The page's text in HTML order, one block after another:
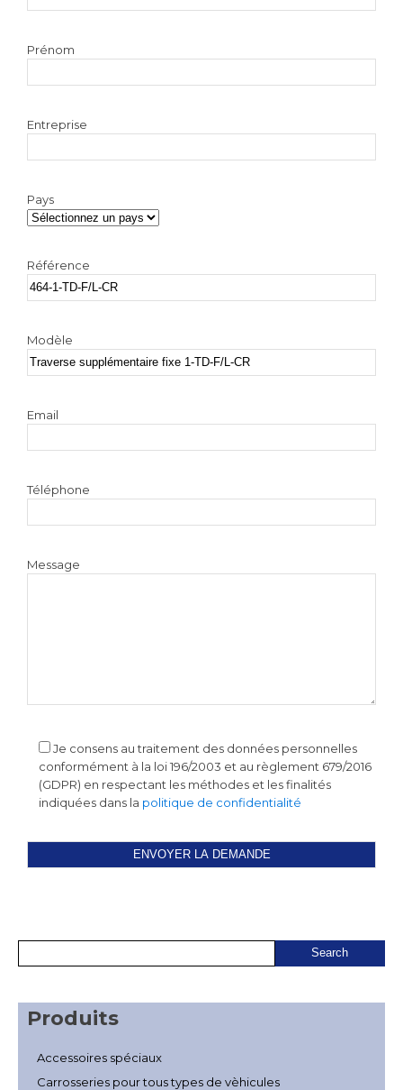
Produits
Accessoires spéciaux
Carrosseries pour tous types de vèhicules
Prénom
Entreprise
Pays
Référence
Modèle
Email
Téléphone
Message
Je consens au traitement des données personnelles
conformément à la loi 196/2003 et au règlement 679/2016
(GDPR) en respectant les méthodes et les finalités
indiquées dans la politique de confidentialité